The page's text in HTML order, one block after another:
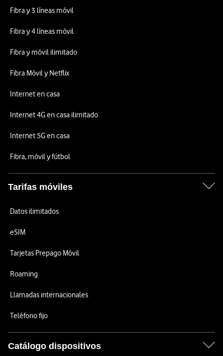
Fibra y 3 líneas móvil
Fibra y 4 líneas móvil
Fibra y móvil ilimitado
Fibra Móvil y Netflix
Internet en casa
Internet 4G en casa ilimitado
Internet 5G en casa
Fibra, móvil y fútbol
Tarifas móviles
Datos ilimitados
eSIM
Tarjetas Prepago Móvil
Roaming
Llamadas internacionales
Teléfono fijo
Catálogo dispositivos